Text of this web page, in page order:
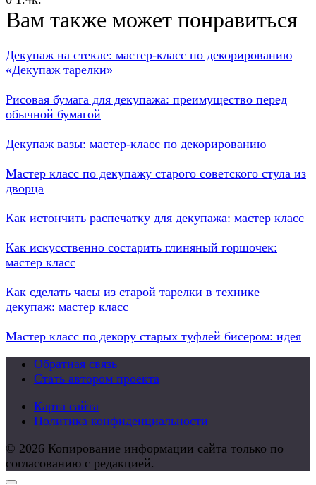
Вам также может понравиться
Декупаж на стекле: мастер-класс по декорированию
«Декупаж тарелки»
Рисовая бумага для декупажа: преимущество перед
обычной бумагой
Декупаж вазы: мастер-класс по декорированию
Мастер класс по декупажу старого советского стула из
дворца
Как истончить распечатку для декупажа: мастер класс
Как искусственно состарить глиняный горшочек:
мастер класс
Как сделать часы из старой тарелки в технике
декупаж: мастер класс
Мастер класс по декору старых туфлей бисером: идея
Обратная связь
Стать автором проекта
Карта сайта
Политика конфиденциальности
© 2026 Копирование информации сайта только по
согласованию с редакцией.